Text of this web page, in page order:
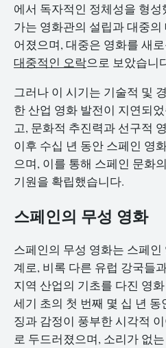
에서 독자적인 정체성을 형
가는 영화관의 설립과 대중
어졌으며, 대중은 영화를 새
대중적인 오락으로 보았습니
그러나 이 시기는 기술적 및
한 산업 영화 발전이 지연되
고, 문화적 추진력과 선구적
이후 수십 년 동안 스페인 영
으며, 이를 통해 스페인 문화
기원을 확립했습니다.
스페인의 무성 영화
스페인의 무성 영화는 스페
계로, 비록 다른 유럽 강국들
지역 산업의 기초를 다진 영
세기 초의 첫 번째 몇 십 년
징과 감정이 풍부한 시각적
로 두드러졌으며, 소리가 없